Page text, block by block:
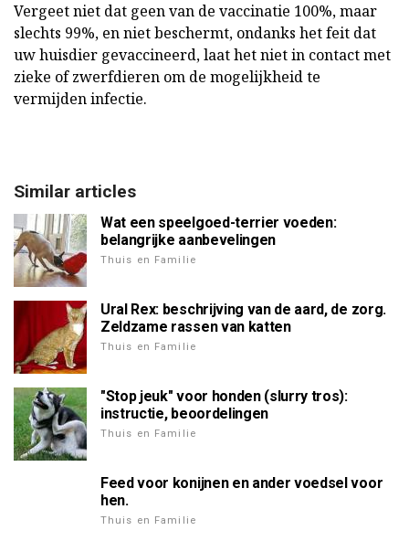
Vergeet niet dat geen van de vaccinatie 100%, maar
slechts 99%, en niet beschermt, ondanks het feit dat
uw huisdier gevaccineerd, laat het niet in contact met
zieke of zwerfdieren om de mogelijkheid te
vermijden infectie.
Similar articles
Wat een speelgoed-terrier voeden:
belangrijke aanbevelingen
Thuis en Familie
Ural Rex: beschrijving van de aard, de zorg.
Zeldzame rassen van katten
Thuis en Familie
"Stop jeuk" voor honden (slurry tros):
instructie, beoordelingen
Thuis en Familie
Feed voor konijnen en ander voedsel voor
hen.
Thuis en Familie